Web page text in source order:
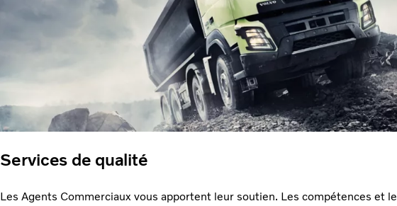
Services de qualité
Les Agents Commerciaux vous apportent leur soutien. Les compétences et le